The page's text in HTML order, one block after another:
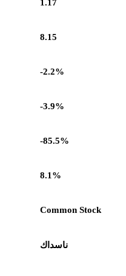
1.17
8.15
-2.2%
-3.9%
-85.5%
8.1%
Common Stock
ناسداك